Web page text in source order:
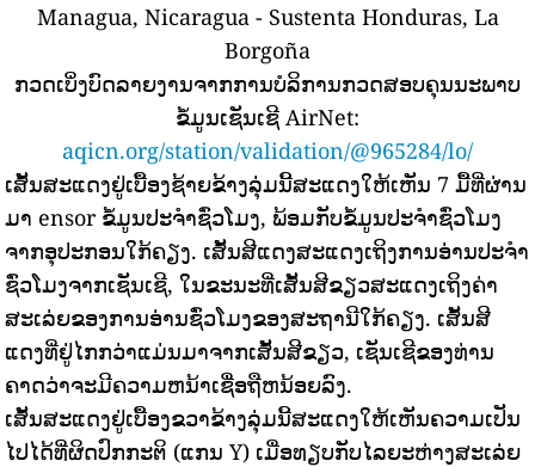
Managua, Nicaragua - Sustenta Honduras, La
Borgoña
ກວດເບິ່ງບົດລາຍງານຈາກການບໍລິການກວດສອບຄຸນນະພາບ
ຂໍ້ມູນເຊັນເຊີ AirNet:
aqicn.org/station/validation/@965284/lo/
ເສັ້ນສະແດງຢູ່ເບື້ອງຊ້າຍຂ້າງລຸ່ມນີ້ສະແດງໃຫ້ເຫັນ 7 ມື້ທີ່ຜ່ານ
ມາ ensor ຂໍ້ມູນປະຈໍາຊົ່ວໂມງ, ພ້ອມກັບຂໍ້ມູນປະຈໍາຊົ່ວໂມງ
ຈາກອຸປະກອນໃກ້ຄຽງ. ເສັ້ນສີແດງສະແດງເຖິງການອ່ານປະຈໍາ
ຊົ່ວໂມງຈາກເຊັນເຊີ, ໃນຂະນະທີ່ເສັ້ນສີຂຽວສະແດງເຖິງຄ່າ
ສະເລ່ຍຂອງການອ່ານຊົ່ວໂມງຂອງສະຖານີໃກ້ຄຽງ. ເສັ້ນສີ
ແດງທີ່ຢູ່ໄກກວ່າແມ່ນມາຈາກເສັ້ນສີຂຽວ, ເຊັນເຊີຂອງທ່ານ
ຄາດວ່າຈະມີຄວາມຫນ້າເຊື່ອຖືຫນ້ອຍລົງ.
ເສັ້ນສະແດງຢູ່ເບື້ອງຂວາຂ້າງລຸ່ມນີ້ສະແດງໃຫ້ເຫັນຄວາມເປັນ
ໄປໄດ້ທີ່ຜິດປົກກະຕິ (ແກນ Y) ເມື່ອທຽບກັບໄລຍະຫ່າງສະເລ່ຍ